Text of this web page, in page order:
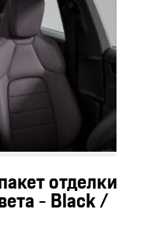
отделки
- Black /